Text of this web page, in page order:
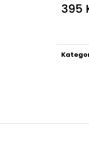
395